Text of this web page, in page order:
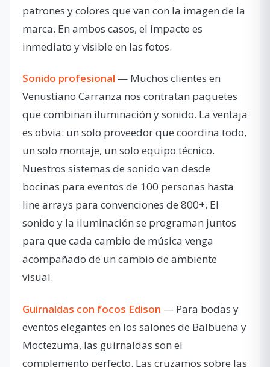
patrones y colores que van con la imagen de la
marca. En ambos casos, el impacto es
inmediato y visible en las fotos.
Sonido profesional — Muchos clientes en
Venustiano Carranza nos contratan paquetes
que combinan iluminación y sonido. La ventaja
es obvia: un solo proveedor que coordina todo,
un solo montaje, un solo equipo técnico.
Nuestros sistemas de sonido van desde
bocinas para eventos de 100 personas hasta
line arrays para convenciones de 800+. El
sonido y la iluminación se programan juntos
para que cada cambio de música venga
acompañado de un cambio de ambiente
visual.
Guirnaldas con focos Edison — Para bodas y
eventos elegantes en los salones de Balbuena y
Moctezuma, las guirnaldas son el
complemento perfecto. Las cruzamos sobre las